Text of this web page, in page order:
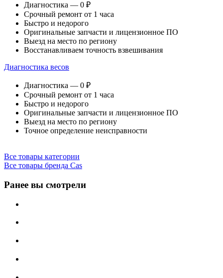
Диагностика — 0 ₽
Срочный ремонт от 1 часа
Быстро и недорого
Оригинальные запчасти и лицензионное ПО
Выезд на место по региону
Восстанавливаем точность взвешивания
Диагностика весов
Диагностика — 0 ₽
Срочный ремонт от 1 часа
Быстро и недорого
Оригинальные запчасти и лицензионное ПО
Выезд на место по региону
Точное определение неисправности
Все товары категории
Все товары бренда Cas
Ранее вы смотрели